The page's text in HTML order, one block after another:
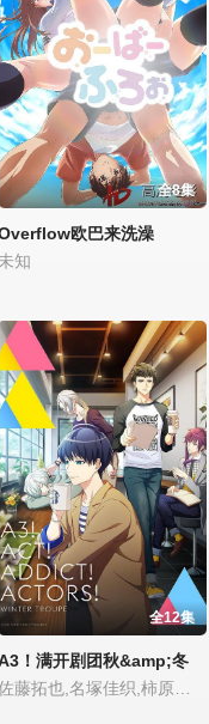
全8集
欧巴来洗澡
未知
全12集
！满开剧团秋&amp;冬